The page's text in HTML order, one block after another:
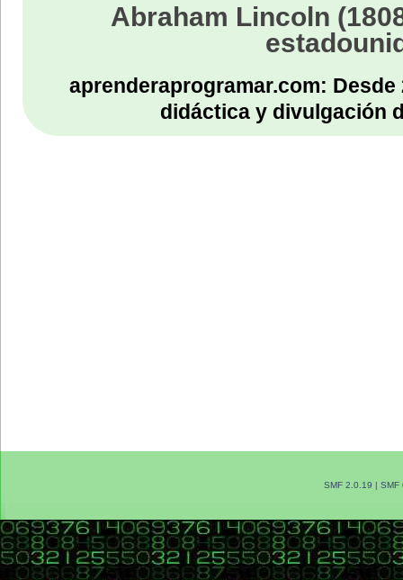
Abraham Lincoln
aprenderaprogramar.com:
didáctica y divulgación
SMF 2.0.19 | SMF